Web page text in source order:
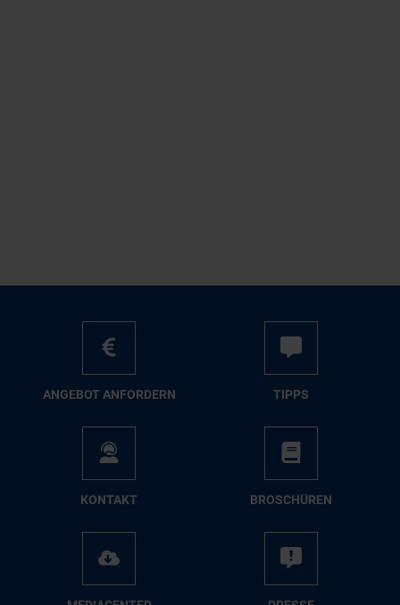
AN­GE­BOT AN­FOR­DERN TIPPS
KON­TAKT BRO­SCHÜ­REN